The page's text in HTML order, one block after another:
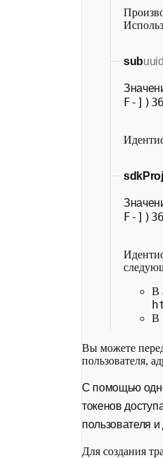
sub
F-
F-
В
В
Вы можете
пользователя,
С помощью
токенов
пользователя
Для создания